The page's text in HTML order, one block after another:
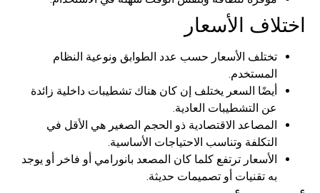
اختلاف الأسعار
تختلف الأسعار حسب عدد الطوابق ونوعية النظام
المستخدم.
أيضًا السعر يختلف إن كان هناك تشطيبات داخلية زائدة
عن التشطيبات العادية.
المصاعد الاقتصادية ذو الحجم الصغير هي الأقل في
التكلفة وتناسب الاحتياجات الأساسية.
الأسعار ترتفع كلما كان المصعد بانورامي أو فاخر أو يوجد
به تقنيات أو تصميمات حديثة.